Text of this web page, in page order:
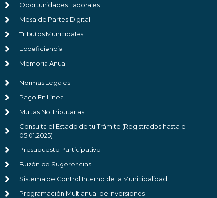
Oportunidades Laborales
Mesa de Partes Digital
Tributos Municipales
Ecoeficiencia
Memoria Anual
Normas Legales
Pago En Línea
Multas No Tributarias
Consulta el Estado de tu Trámite (Registrados hasta el
05.01.2025)
Presupuesto Participativo
Buzón de Sugerencias
Sistema de Control Interno de la Municipalidad
Programación Multianual de Inversiones